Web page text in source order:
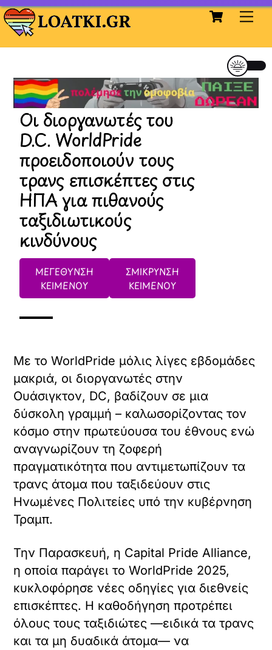
Skip
to
content
Cart
Οι διοργανωτές του
D.C. WorldPride
προειδοποιούν τους
τρανς επισκέπτες στις
ΗΠΑ για πιθανούς
ταξιδιωτικούς
κινδύνους
ΜΕΓΕΘΥΝΣΗ
ΚΕΙΜΕΝΟΥ
ΣΜΙΚΡΥΝΣΗ
ΚΕΙΜΕΝΟΥ
Με το WorldPride μόλις λίγες εβδομάδες
μακριά, οι διοργανωτές στην
Ουάσιγκτον, DC, βαδίζουν σε μια
δύσκολη γραμμή – καλωσορίζοντας τον
κόσμο στην πρωτεύουσα του έθνους ενώ
αναγνωρίζουν τη ζοφερή
πραγματικότητα που αντιμετωπίζουν τα
τρανς άτομα που ταξιδεύουν στις
Ηνωμένες Πολιτείες υπό την κυβέρνηση
Τραμπ.
Την Παρασκευή, η Capital Pride Alliance,
η οποία παράγει το WorldPride 2025,
κυκλοφόρησε νέες οδηγίες για διεθνείς
επισκέπτες. Η καθοδήγηση προτρέπει
όλους τους ταξιδιώτες —ειδικά τα τρανς
και τα μη δυαδικά άτομα— να